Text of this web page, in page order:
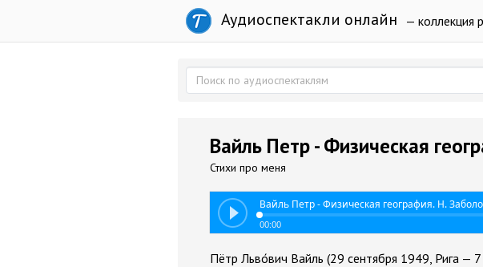
Аудиоспектакли онлайн — коллекция
Вайль Петр - Физическая
Стихи про меня
Вайль Петр - Физическая география. Н.
00:00
Пётр Льво́вич Вайль (29 сентября 1949, Рига —